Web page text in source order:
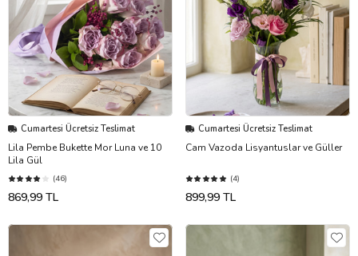
Cumartesi Ücretsiz Teslimat
Lila Pembe Bukette Mor Luna ve 10
Lila Gül
(46)
869,99 TL
Cumartesi Ücretsiz Teslimat
Cam Vazoda Lisyantuslar ve Güller
(4)
899,99 TL